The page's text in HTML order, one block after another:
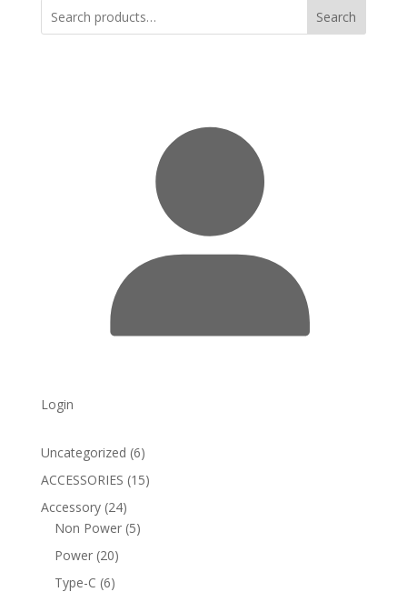
Search
Login
Uncategorized 66
products
ACCESSORIES 1515
Accessory 2424
products
Non Power 55
Power 2020
products
Type-C 66